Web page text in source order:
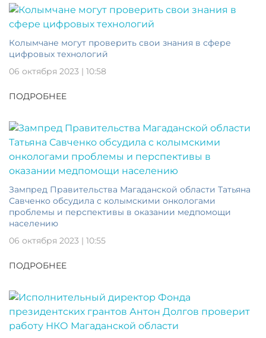
Колымчане могут проверить свои знания в сфере
цифровых технологий
06 октября 2023 | 10:58
ПОДРОБНЕЕ
Зампред Правительства Магаданской области Татьяна
Савченко обсудила с колымскими онкологами
проблемы и перспективы в оказании медпомощи
населению
06 октября 2023 | 10:55
ПОДРОБНЕЕ